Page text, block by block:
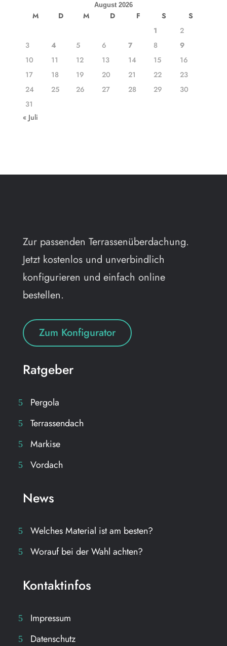
August 2026
M D M D F S
S
1
2
3
4 5 6 7 8
9
10
11 12 13 14 15
16
17
18 19 20 21 22
23
24
25 26 27 28 29
30
31
« Juli
Zur passenden Terrassenüberdachung.
Jetzt kostenlos und unverbindlich
konfigurieren und einfach online
bestellen.
Zum Konfigurator
Ratgeber
Pergola
Terrassendach
Markise
Vordach
News
Welches Material ist am besten?
Worauf bei der Wahl achten?
Kontaktinfos
Impressum
Datenschutz